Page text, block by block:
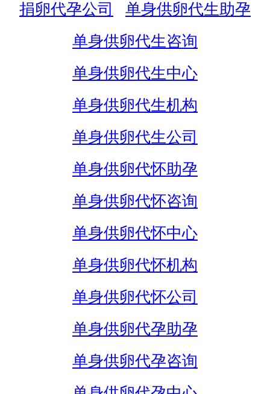
捐卵代孕公司
单身供卵代生助孕
单身供卵代生咨询
单身供卵代生中心
单身供卵代生机构
单身供卵代生公司
单身供卵代怀助孕
单身供卵代怀咨询
单身供卵代怀中心
单身供卵代怀机构
单身供卵代怀公司
单身供卵代孕助孕
单身供卵代孕咨询